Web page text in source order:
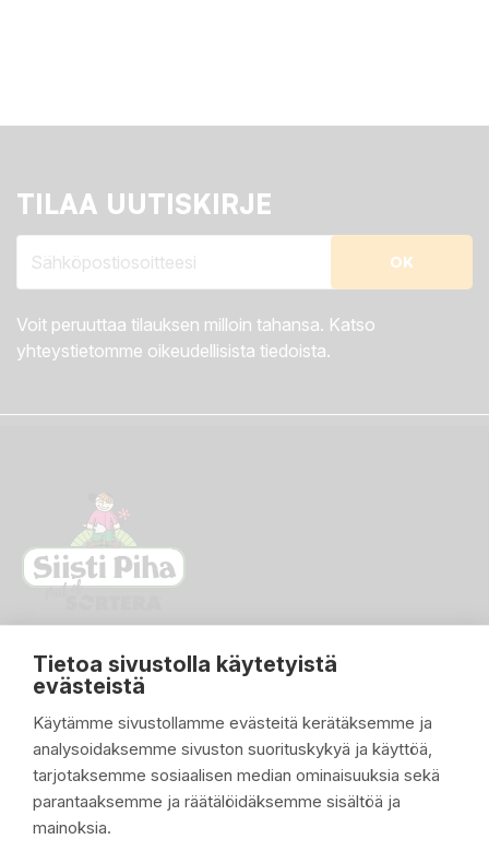
Tietoa sivustolla käytetyistä
evästeistä
Käytämme sivustollamme evästeitä kerätäksemme ja
analysoidaksemme sivuston suorituskykyä ja käyttöä,
tarjotaksemme sosiaalisen median ominaisuuksia sekä
parantaaksemme ja räätälöidäksemme sisältöä ja
mainoksia.
TILAA UUTISKIRJE
Voit peruuttaa tilauksen milloin tahansa. Katso
yhteystietomme oikeudellisista tiedoista.
PIKALINKIT
TUOTTEET